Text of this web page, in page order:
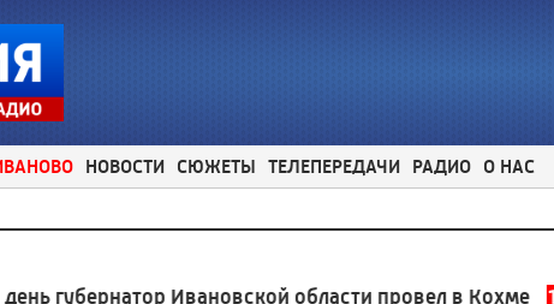
НОВОСТИ СЮЖЕТЫ ТЕЛЕПЕРЕДАЧИ РАДИО О НАС
губернатор Ивановской области провел в Кохме 11:11